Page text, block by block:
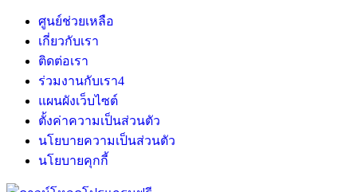
ศูนย์ช่วยเหลือ
เกี่ยวกับเรา
ติดต่อเรา
ร่วมงานกับเรา4
แผนผังเว็บไซต์
ตั้งค่าความเป็นส่วนตัว
นโยบายความเป็นส่วนตัว
นโยบายคุกกี้